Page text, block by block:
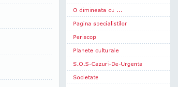
O dimineata cu ...
Pagina specialistilor
Periscop
Planete culturale
S.O.S-Cazuri-De-Urgenta
Societate